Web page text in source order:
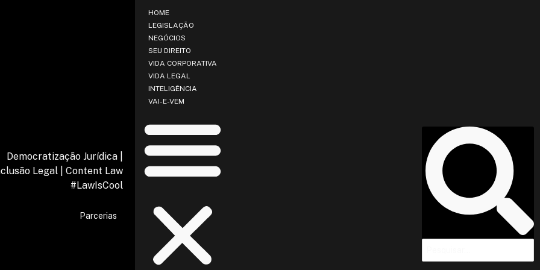
Democratização Jurídica |
Legal | Content Law
#LawIsCool
Parcerias
HOME
LEGISLAÇÃO
NEGÓCIOS
SEU DIREITO
VIDA CORPORATIVA
VIDA LEGAL
INTELIGÊNCIA
VAI-E-VEM